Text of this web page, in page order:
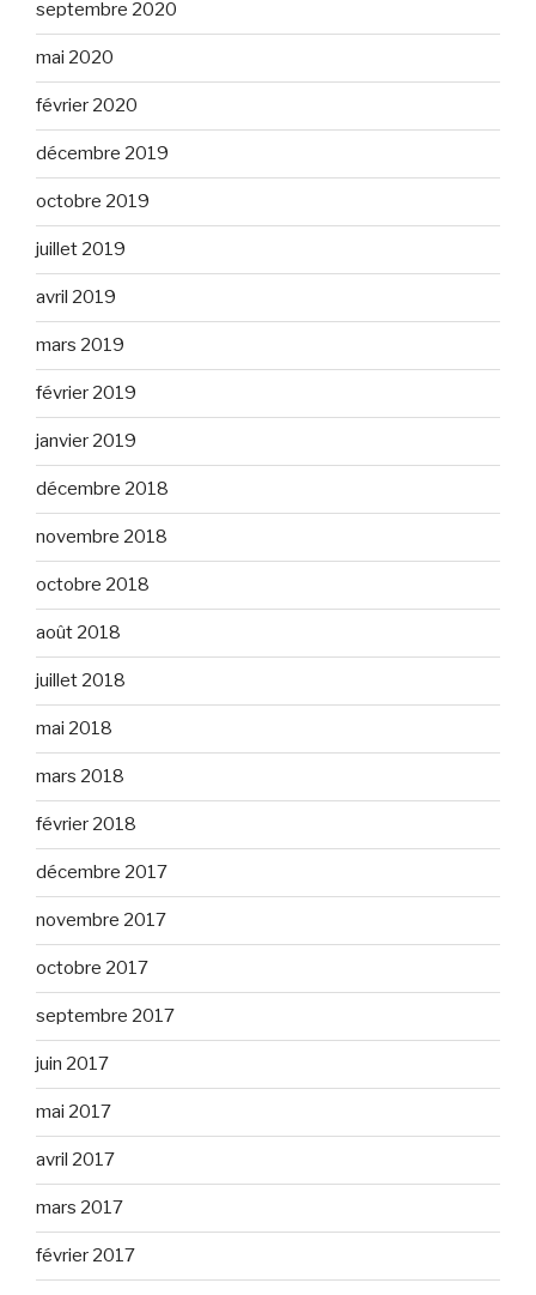
septembre 2020
mai 2020
février 2020
décembre 2019
octobre 2019
juillet 2019
avril 2019
mars 2019
février 2019
janvier 2019
décembre 2018
novembre 2018
octobre 2018
août 2018
juillet 2018
mai 2018
mars 2018
février 2018
décembre 2017
novembre 2017
octobre 2017
septembre 2017
juin 2017
mai 2017
avril 2017
mars 2017
février 2017